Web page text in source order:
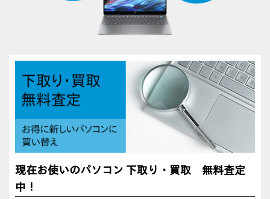
現在お使いのパソコン 下取り・買取 無料査定
中！